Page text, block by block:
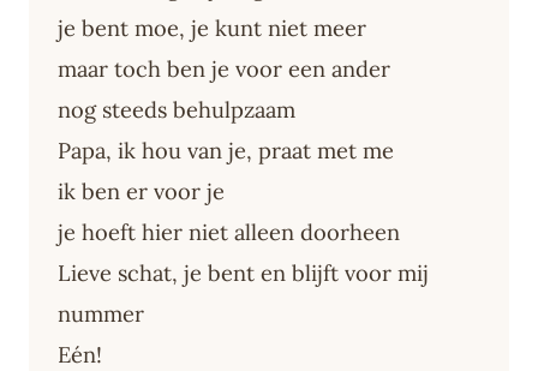
je bent moe, je kunt niet meer
maar toch ben je voor een ander
nog steeds behulpzaam
Papa, ik hou van je, praat met me
ik ben er voor je
je hoeft hier niet alleen doorheen
Lieve schat, je bent en blijft voor mij
nummer
Eén!